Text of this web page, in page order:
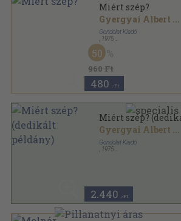
Miért szép?
Gyergyai Albert ...
Gondolat Kiadó
1975
Vászon
960 Ft
50
480 ,-Ft
Miért szép?
Gyergyai Albert ...
Gondolat Kiadó
1975
2.440 ,-Ft